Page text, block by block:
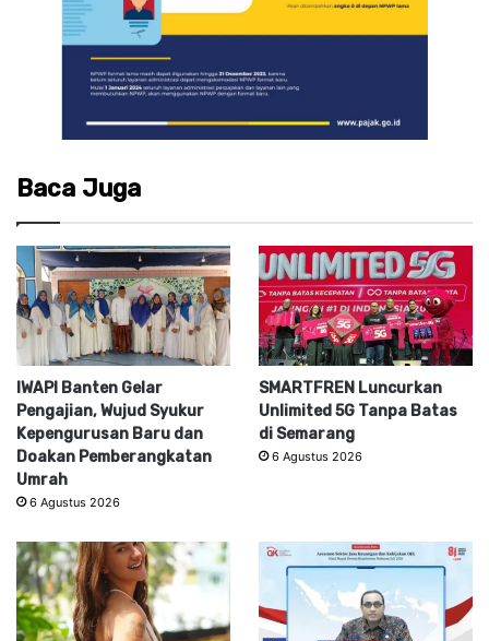
Baca Juga
IWAPI Banten Gelar
Pengajian, Wujud Syukur
Kepengurusan Baru dan
Doakan Pemberangkatan
Umrah
6 Agustus 2026
SMARTFREN Luncurkan
Unlimited 5G Tanpa Batas
di Semarang
6 Agustus 2026